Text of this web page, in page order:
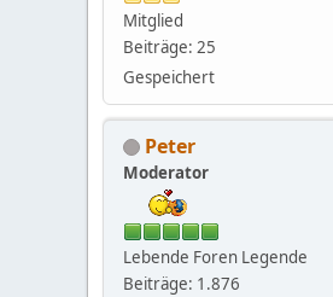
Mitglied
Beiträge: 25
Gespeichert
Peter
Moderator
Lebende Foren Legende
Beiträge: 1.876